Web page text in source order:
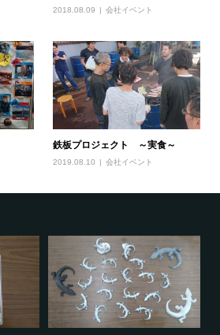
2018.08.09 会社イベント
鉄板プロジェクト ～実食～
2019.08.10 会社イベント